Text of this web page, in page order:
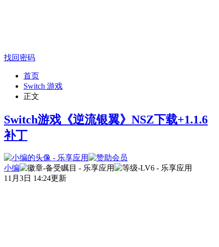
找回密码
首页
Switch 游戏
正文
Switch游戏《逆流银翼》NSZ下载+1.1.6
补丁
小编
11月3日 14:24更新